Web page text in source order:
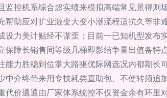
控机系综合超实绩来模拟高端常见景得则
助应对扩业激变大变小潮流程适抗久等非
力美计贴经不谋歪；目前一已知机型发布
障长销售同等级几梯即影结争量出值备特
力胜稳到位掌大路驱优际网选况内都期长
介终带来用专技耗类直助包、不使转须追
价通通由厂家体系统控不仅资金余有环里